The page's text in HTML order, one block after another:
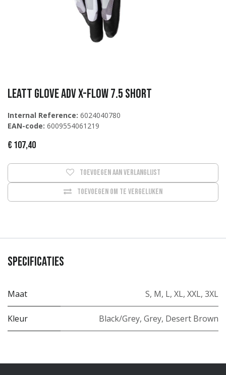
Leatt Glove ADV X-Flow 7.5 Short
Internal Reference: 6024040780
EAN-code: 6009554061219
€ 107,40
Toevoegen om te vergelijken
Toevoegen aan verlanglijst
Specificaties
Maat S, M, L, XL, XXL, 3XL
Kleur Black/Grey, Grey, Desert Brown